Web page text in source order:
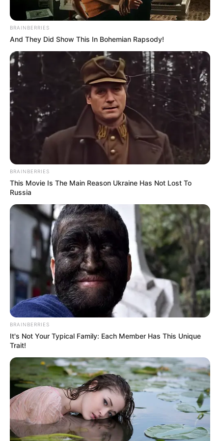
νεκρό
Πότε θα έρθει το ρεύμα στη Χαλκίδα;
Άντρας άφησε την τελευταία του πνοή σε
παραλία κοντά στη Χαλκίδα
Ακολουθήστε το evianews.com στοGoogle
News
ΤΑ ΠΙΟ ΔΗΜΟΦΙΛΗ
BRAINBERRIES
And They Did Show This In Bohemian Rapsody!
BRAINBERRIES
This Movie Is The Main Reason Ukraine Has Not Lost To
Russia
BRAINBERRIES
It's Not Your Typical Family: Each Member Has This Unique
Trait!